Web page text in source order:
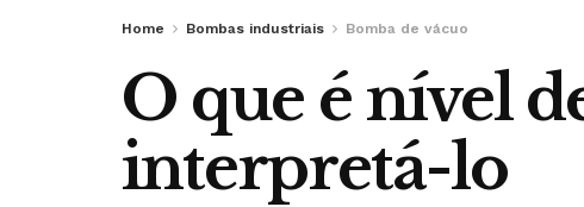
Home Bombas industriais Bomba de vácuo
O que é nível
interpretá-lo